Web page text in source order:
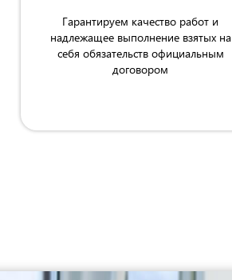
Гарантируем качество работ и
надлежащее выполнение взятых на
себя обязательств официальным
договором